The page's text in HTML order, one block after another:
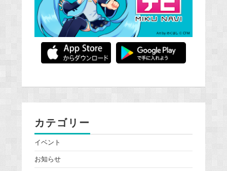
カテゴリー
イベント
お知らせ